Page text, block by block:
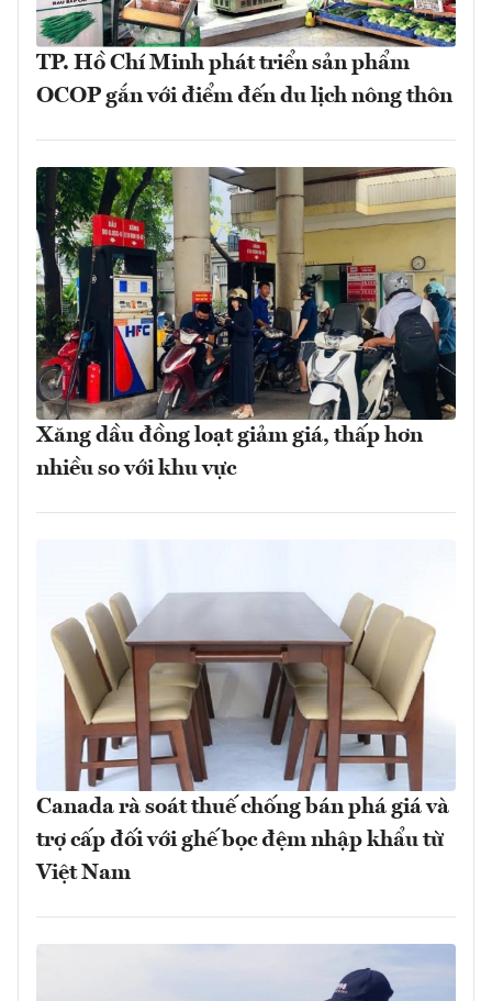
TP. Hồ Chí Minh phát triển sản phẩm
OCOP gắn với điểm đến du lịch nông thôn
Xăng dầu đồng loạt giảm giá, thấp hơn
nhiều so với khu vực
Canada rà soát thuế chống bán phá giá và
trợ cấp đối với ghế bọc đệm nhập khẩu từ
Việt Nam